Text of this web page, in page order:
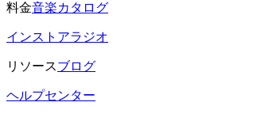
料金音楽カタログ
インストアラジオ
リソースブログ
ヘルプセンター